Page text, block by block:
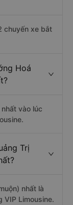
chuyến xe bắt
Hoá
vào lúc
Trị
nhất là
VIP Limousine.